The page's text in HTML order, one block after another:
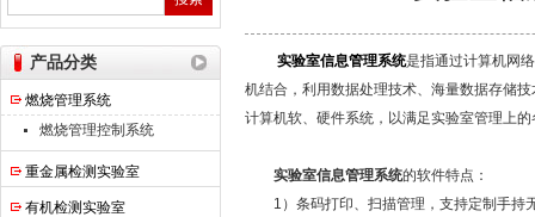
热之点实验室设备（上海）有限公司
产品分类
燃烧管理系统
燃烧管理控制系统
重金属检测实验室
有机检测实验室
实验室信息管理系统是指通过计算机网
机结合，利用数据处理技术、海量数据存储
计算机软、硬件系统，以满足实验室管理上
实验室信息管理系统的软件特点：
1）条码打印、扫描管理，支持定制手持